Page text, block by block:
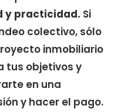
y practicidad. Si
colectivo, sólo
inmobiliario
tus objetivos y
en una
y hacer el pago.